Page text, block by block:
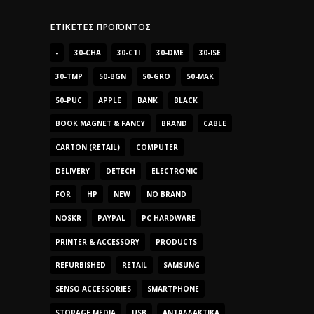
ΕΤΙΚΈΤΕΣ ΠΡΟΪΌΝΤΟΣ
- 30-CHA 30-CTI 30-DME 30-ISE
30-TMP 50-BGN 50-GRO 50-MAK
50-PUC APPLE BANK BLACK
BOOK MAGNET & FANCY BRAND CABLE
CARTON (RETAIL) COMPUTER
DELIVERY DETECH ELECTRONIC
FOR HP NEW NO BRAND
NOSKR PAYPAL PC HARDWARE
PRINTER & ACCESSORY PRODUCTS
REFURBISHED RETAIL SAMSUNG
SENSO ACCESSORIES SMARTPHONE